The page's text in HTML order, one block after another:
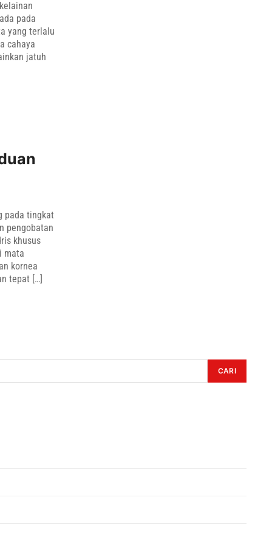
pada
yang terlalu
cahaya
jatuh
pada tingkat
pengobatan
khusus
mata
kornea
tepat […]
CARI